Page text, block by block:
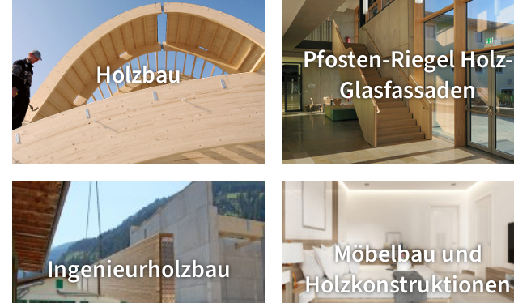
Holzbau
Pfosten-Riegel Holz-
Glasfassaden
Ingenieurholzbau
Möbelbau und
Holzkonstruktionen